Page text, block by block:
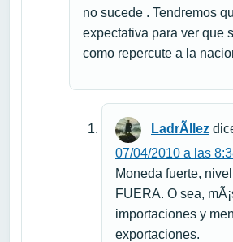
no sucede . Tendremos
expectativa para ver que
como repercute a la
LadrÃ­llez
07/04/2010 a las
Moneda fuerte,
FUERA. O sea,
importaciones y
exportaciones.